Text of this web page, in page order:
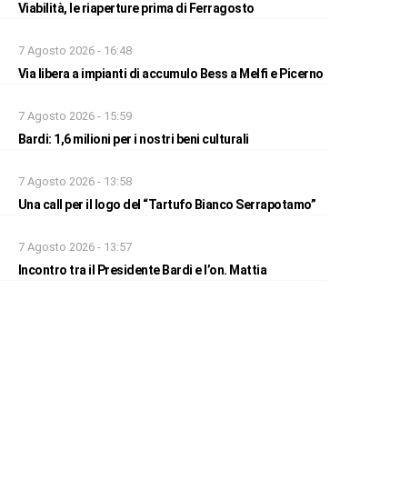
Viabilità, le riaperture prima di Ferragosto
7 Agosto 2026 - 16:48
Via libera a impianti di accumulo Bess a Melfi e Picerno
7 Agosto 2026 - 15:59
Bardi: 1,6 milioni per i nostri beni culturali
7 Agosto 2026 - 13:58
Una call per il logo del “Tartufo Bianco Serrapotamo”
7 Agosto 2026 - 13:57
Incontro tra il Presidente Bardi e l’on. Mattia